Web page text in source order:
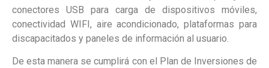
conectores USB para carga de dispositivos móviles,
conectividad WIFI, aire acondicionado, plataformas para
discapacitados y paneles de información al usuario.
De esta manera se cumplirá con el Plan de Inversiones de